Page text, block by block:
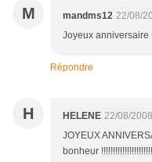
M mandms12 22/08/
Joyeux anniversaire
Répondre
H HELENE 22/08/
JOYEUX
bonheur